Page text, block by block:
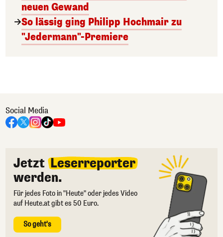
neuen Gewand
So lässig ging Philipp Hochmair zu
"Jedermann"-Premiere
Social Media
Jetzt Leserreporter
werden.
Für jedes Foto in "Heute" oder jedes Video
auf Heute.at gibt es 50 Euro.
So geht's